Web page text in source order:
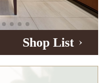
Shop List